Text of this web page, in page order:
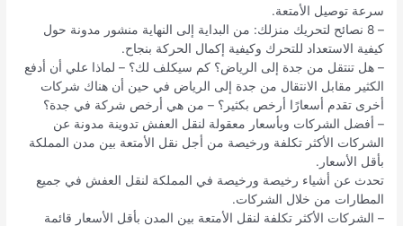
سرعة توصيل الأمتعة.
– 8 نصائح لتحريك منزلك: من البداية إلى النهاية منشور مدونة حول
كيفية الاستعداد للتحرك وكيفية إكمال الحركة بنجاح.
– هل تنتقل من جدة إلى الرياض؟ كم سيكلف لك؟ – لماذا علي أن أدفع
الكثير مقابل الانتقال من جدة إلى الرياض في حين أن هناك شركات
أخرى تقدم أسعارًا أرخص بكثير؟ – من هي أرخص شركة في جدة؟
– أفضل الشركات وبأسعار معقولة لنقل العفش تدوينة مدونة عن
الشركات الأكثر تكلفة ورخيصة من أجل نقل الأمتعة بين مدن المملكة
بأقل الأسعار.
تحدث عن أشياء رخيصة ورخيصة في المملكة لنقل العفش في جميع
المطارات من خلال الشركات.
– الشركات الأكثر تكلفة لنقل الأمتعة بين المدن بأقل الأسعار قائمة